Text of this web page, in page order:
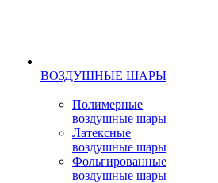
ВОЗДУШНЫЕ ШАРЫ
Полимерные
воздушные шары
Латексные
воздушные шары
Фольгированные
воздушные шары